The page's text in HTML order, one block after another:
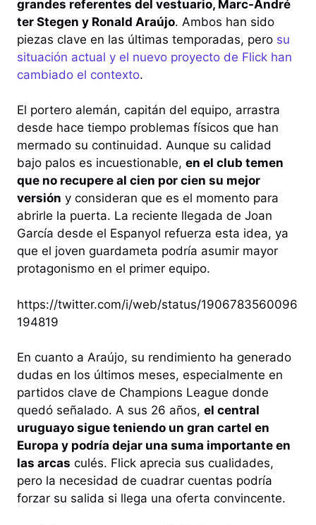
grandes referentes del vestuario, Marc-André
ter Stegen y Ronald Araújo. Ambos han sido
piezas clave en las últimas temporadas, pero su
situación actual y el nuevo proyecto de Flick han
cambiado el contexto.
El portero alemán, capitán del equipo, arrastra
desde hace tiempo problemas físicos que han
mermado su continuidad. Aunque su calidad
bajo palos es incuestionable, en el club temen
que no recupere al cien por cien su mejor
versión y consideran que es el momento para
abrirle la puerta. La reciente llegada de Joan
García desde el Espanyol refuerza esta idea, ya
que el joven guardameta podría asumir mayor
protagonismo en el primer equipo.
https://twitter.com/i/web/status/1906783560096
194819
En cuanto a Araújo, su rendimiento ha generado
dudas en los últimos meses, especialmente en
partidos clave de Champions League donde
quedó señalado. A sus 26 años, el central
uruguayo sigue teniendo un gran cartel en
Europa y podría dejar una suma importante en
las arcas culés. Flick aprecia sus cualidades,
pero la necesidad de cuadrar cuentas podría
forzar su salida si llega una oferta convincente.